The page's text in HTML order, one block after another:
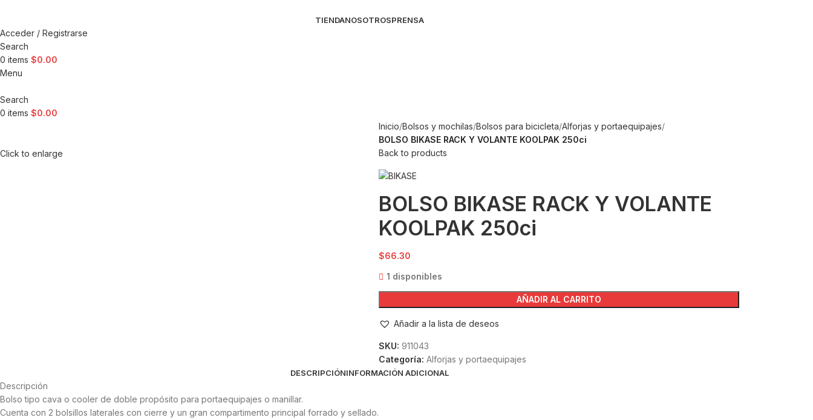
TIENDANOSOTROSPRENSA
Acceder / Registrarse
Search
0 items $0.00
Menu
Search
0 items $0.00
Click to enlarge
Inicio Bolsos y mochilas Bolsos para bicicleta Alforjas y portaequipajes
BOLSO BIKASE RACK Y VOLANTE KOOLPAK 250ci
Back to products
BOLSO BIKASE RACK Y VOLANTE
KOOLPAK 250ci
$66.30
1 disponibles
AÑADIR AL CARRITO
Añadir a la lista de deseos
SKU: 911043
Categoría: Alforjas y portaequipajes
DESCRIPCIÓNINFORMACIÓN ADICIONAL
Descripción
Bolso tipo cava o cooler de doble propósito para portaequipajes o manillar.
Cuenta con 2 bolsillos laterales con cierre y un gran compartimento principal forrado y sellado.